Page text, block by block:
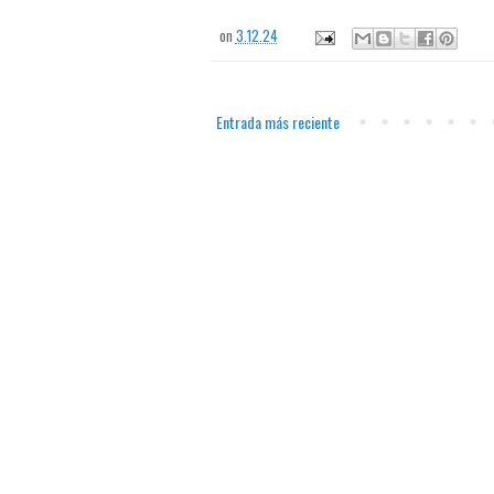
on 3.12.24
Entrada más reciente